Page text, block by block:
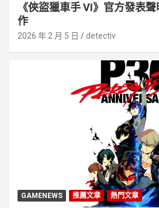
《俠盜獵車手 VI》官方發表
作
2026 年 2 月 5 日 detectiv
GAMENEWS 推薦文章 熱門文章